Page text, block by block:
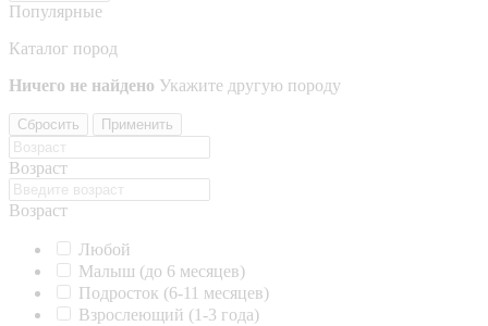
Популярные
Каталог пород
Ничего не найдено Укажите другую породу
Сбросить Применить
Возраст
Возраст
Любой
Малыш (до 6 месяцев)
Подросток (6-11 месяцев)
Взрослеющий (1-3 года)